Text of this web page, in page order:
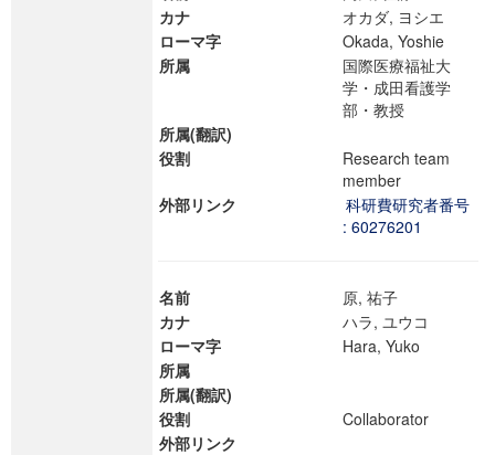
カナ
オカダ, ヨシエ
ローマ字
Okada, Yoshie
所属
国際医療福祉大
学・成田看護学
部・教授
所属(翻訳)
役割
Research team
member
外部リンク
科研費研究者番号
: 60276201
名前
原, 祐子
カナ
ハラ, ユウコ
ローマ字
Hara, Yuko
所属
所属(翻訳)
役割
Collaborator
外部リンク